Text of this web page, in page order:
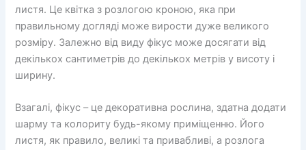
листя. Це квітка з розлогою кроною, яка при
правильному догляді може вирости дуже великого
розміру. Залежно від виду фікус може досягати від
декількох сантиметрів до декількох метрів у висоту і
ширину.
Взагалі, фікус – це декоративна рослина, здатна додати
шарму та колориту будь-якому приміщенню. Його
листя, як правило, великі та привабливі, а розлога